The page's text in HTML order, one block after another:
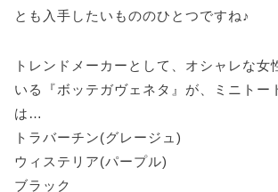
とも入手したいもののひとつですね♪
トレンドメーカーとして、オシャレな女
いる『ボッテガヴェネタ』が、ミニトー
は…
トラバーチン(グレージュ)
ウィステリア(パープル)
ブラック